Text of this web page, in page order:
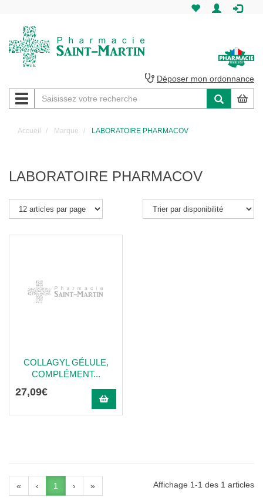
Martin
Pharmacie
Saint-
Amiens
Déposer mon ordonnance
Navigation
Accueil Marque LABORATOIRE PHARMACOV
LABORATOIRE PHARMACOV
COLLAGYL GÉLULE,
COMPLÉMENT...
27,09€
« ‹ 1 › » Affichage 1-1 des 1 articles